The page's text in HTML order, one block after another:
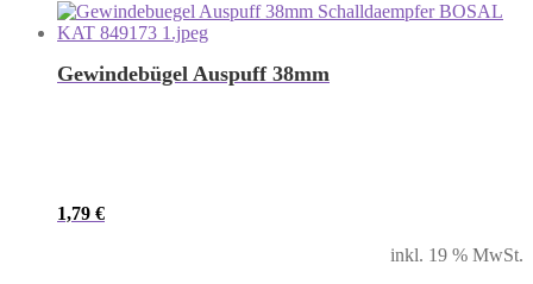
Gewindebügel Auspuff 38mm
1,79 €
inkl. 19 % MwSt.